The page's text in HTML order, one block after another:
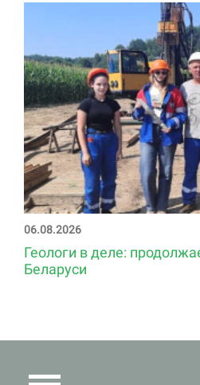
06.08.2026
Геологи в деле:
Беларуси